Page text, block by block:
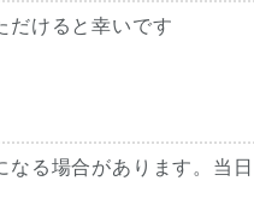
だけると幸いです
る場合があります。当